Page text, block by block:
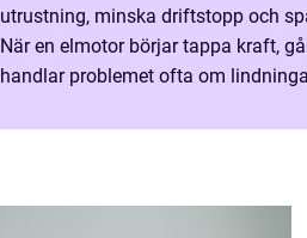
utrustning, minska driftstopp och
När en elmotor börjar tappa kraft,
handlar problemet ofta om